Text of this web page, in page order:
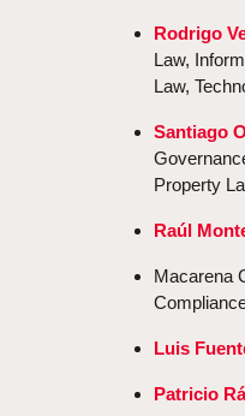
Rodrigo
Law,
Law,
Santiago
Property
Raúl
Macarena
Luis
Patricio